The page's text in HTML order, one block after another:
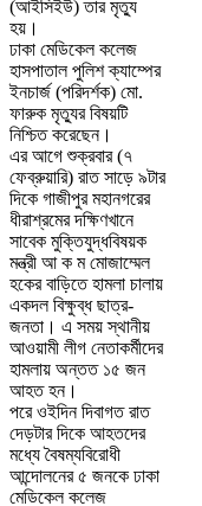
(আইসিইউ) তার মৃত্যু
হয়।
ঢাকা মেডিকেল কলেজ
হাসপাতাল পুলিশ ক্যাম্পের
ইনচার্জ (পরিদর্শক) মো.
ফারুক মৃত্যুর বিষয়টি
নিশ্চিত করেছেন।
এর আগে শুক্রবার (৭
ফেব্রুয়ারি) রাত সাড়ে ৯টার
দিকে গাজীপুর মহানগরের
ধীরাশ্রমের দক্ষিণখানে
সাবেক মুক্তিযুদ্ধবিষয়ক
মন্ত্রী আ ক ম মোজাম্মেল
হকের বাড়িতে হামলা চালায়
একদল বিক্ষুব্ধ ছাত্র-
জনতা। এ সময় স্থানীয়
আওয়ামী লীগ নেতাকর্মীদের
হামলায় অন্তত ১৫ জন
আহত হন।
পরে ওইদিন দিবাগত রাত
দেড়টার দিকে আহতদের
মধ্যে বৈষম্যবিরোধী
আন্দোলনের ৫ জনকে ঢাকা
মেডিকেল কলেজ